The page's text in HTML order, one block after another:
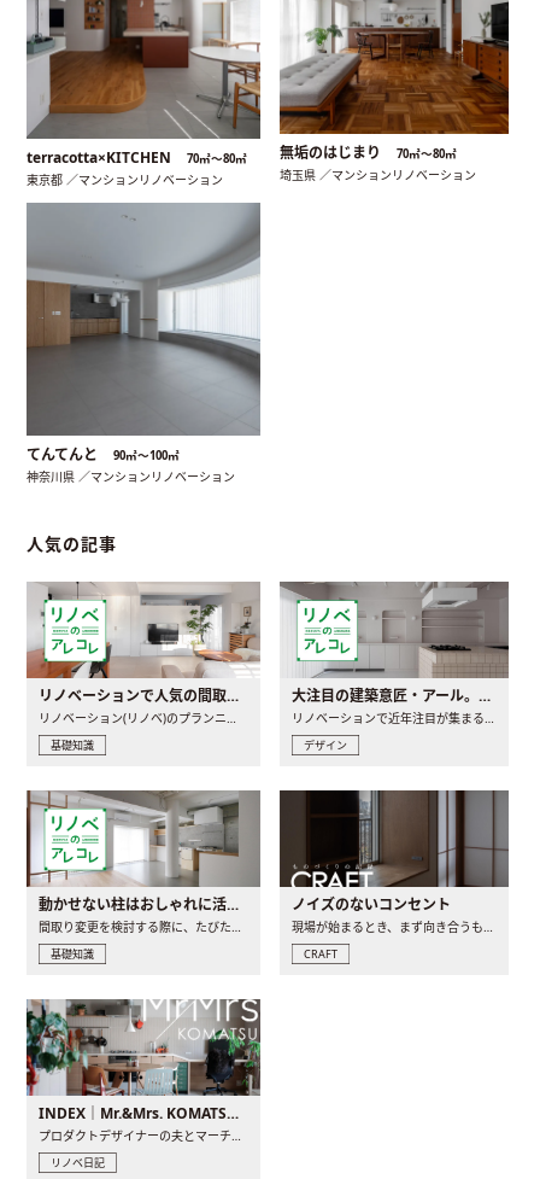
terracotta×KITCHEN 70㎡〜80㎡
東京都 ／マンションリノベーション
無垢のはじまり 70㎡〜80㎡
埼玉県 ／マンションリノベーション
てんてんと 90㎡〜100㎡
神奈川県 ／マンションリノベーション
人気の記事
リノベーションで人気の間取りとは？トレンドの間取りと実例を徹底解説
リノベーション(リノベ)のプランニングで一番最初に決めるのは..
基礎知識
大注目の建築意匠・アール。人気の理由と空間に取り入れるポイント
リノベーションで近年注目が集まる建築意匠の一つであるアール..
デザイン
動かせない柱はおしゃれに活用！柱を魅せるリノベーション(リノベ)4選
間取り変更を検討する際に、たびたび皆さんの頭を悩ませる動か..
基礎知識
ノイズのないコンセント
現場が始まるとき、まず向き合うものの一つがコンセントです..
CRAFT
INDEX｜Mr.&Mrs. KOMATSU renovation diary
プロダクトデザイナーの夫とマーチャンダイザーの妻が、夫婦で..
リノベ日記